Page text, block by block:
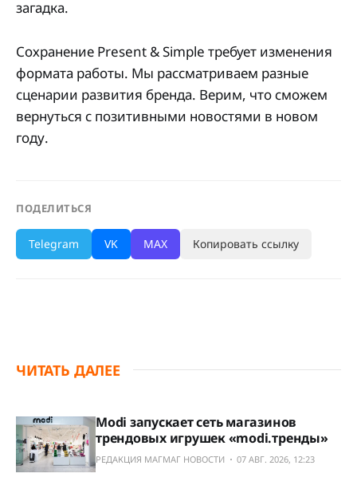
загадка.
Сохранение Present & Simple требует изменения
формата работы. Мы рассматриваем разные
сценарии развития бренда. Верим, что сможем
вернуться с позитивными новостями в новом
году.
ПОДЕЛИТЬСЯ
Telegram VK MAX Копировать ссылку
ЧИТАТЬ ДАЛЕЕ
Modi запускает сеть магазинов
трендовых игрушек «modi.тренды»
РЕДАКЦИЯ МАГМАГ НОВОСТИ 07 АВГ. 2026, 12:23